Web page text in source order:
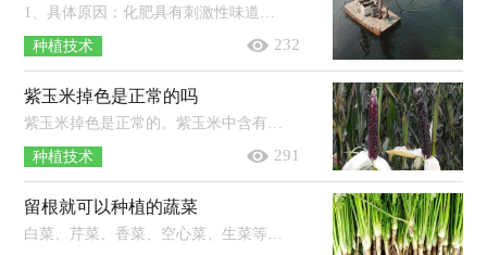
1、具体原因：化肥具有刺激性味道，撒入水中后鱼在短时间内难以适应，使得开口情况不佳。2、处理方法：选择在下雨天气去垂钓，或用增氧剂打...
种植技术 232
紫玉米掉色是正常的吗
紫玉米掉色是正常的。紫玉米中含有花青素，当它在水中被烹煮的时候其花青素就会被分解出来，从而将水染成了紫色，但这并不会影响到它的...
种植技术 291
留根就可以种植的蔬菜